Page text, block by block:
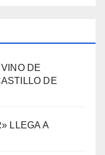
DE
DE
LLEGA A